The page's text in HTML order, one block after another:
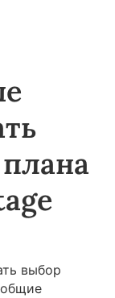
выбор
общие